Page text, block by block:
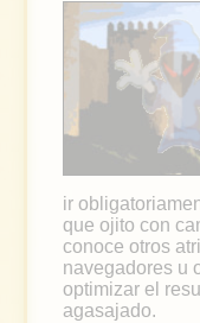
ir
que ojito con
conoce otros
navegadores u
optimizar el
agasajado.